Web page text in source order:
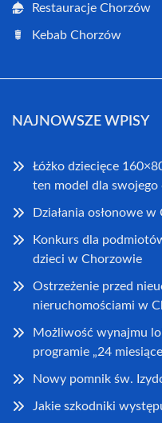
Restauracje Chorzów
Kebab Chorzów
NAJNOWSZE WPISY
Łóżko dziecięce
ten model dla swojego
Działania osłonowe
Konkurs dla
dzieci w Chorzowie
Ostrzeżenie przed
nieruchomościami w
Możliwość wynajmu
programie „24
Nowy pomnik św.
Jakie szkodniki